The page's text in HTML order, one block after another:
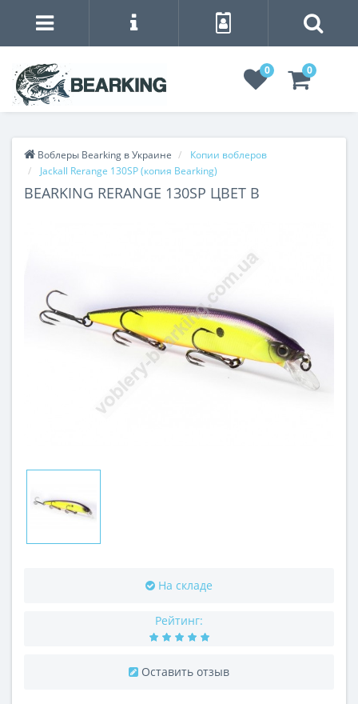
0 0
Воблеры Bearking в Украине
Копии воблеров
Jackall Rerange 130SP (копия Bearking)
BEARKING RERANGE 130SP ЦВЕТ B
На складе
Рейтинг:
Оставить отзыв